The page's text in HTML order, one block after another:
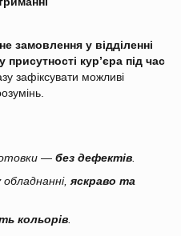
замовлення у відділенні
кур’єра під час
зафіксувати можливі
— без дефектів
яскраво та
кольорів